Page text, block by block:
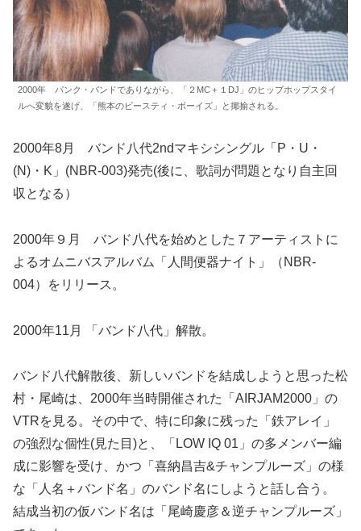
2000年 パンク・バンドでありながら、「２MC＋１DJ」のヒップホップスタイ
ルへ変貌を遂げ、「熊本のビースティ・ボーイズ」と揶揄される。
2000年8月 バンド八代2ndマキシシングル「P・U・
(N)・K」(NBR-003)発売(後に、歌詞が問題となり自主回
収となる）
2000年９月 バンド八代を始めとした７アーティストに
よるオムニバスアルバム「人間便器ナイト」（NBR-
004）をリリース。
2000年11月 「バンド八代」解散。
バンド八代解散後、新しいバンドを結成しようと思った松
村・尾崎は、2000年当時開催された「AIRJAM2000」の
VTRを見る。その中で、特に印象に残った「鉄アレイ」
の強烈な個性(見た目)と、「LOW IQ 01」の多メンバー編
成に影響を受け、かつ「喜納昌吉&チャンプルーズ」の様
な「人名＋バンド名」のバンド名にしようと話し合う。
結成当初の仮バンド名は「尾崎慶彦＆逆チャンプルーズ」